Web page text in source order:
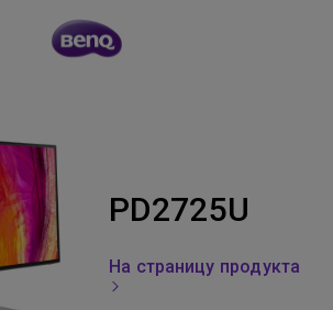
PD2725U
На страницу продукта